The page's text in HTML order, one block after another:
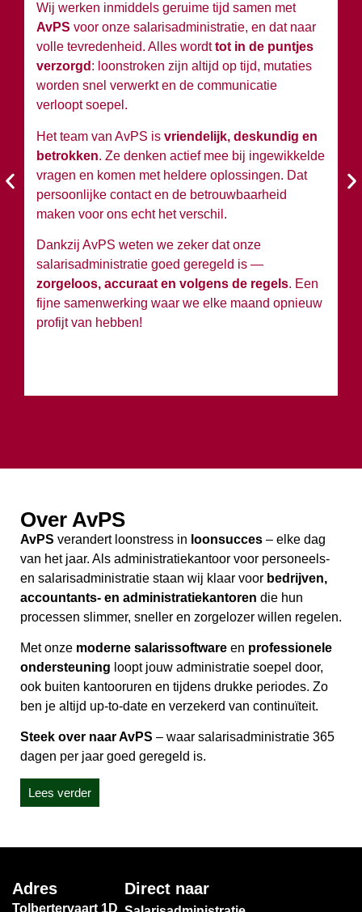
Wij werken inmiddels geruime tijd samen met
AvPS voor onze salarisadministratie, en dat naar
volle tevredenheid. Alles wordttot in de puntjes
verzorgd : loonstroken zijn altijd op tijd, mutaties
worden snel verwerkt en de communicatie
verloopt soepel.
Het team van AvPS is vriendelijk, deskundig en
betrokken. Ze denken actief mee bij ingewikkelde
vragen en komen met heldere oplossingen. Dat
persoonlijke contact en de betrouwbaarheid
maken voor ons echt het verschil.
Dankzij AvPS weten we zeker dat onze
salarisadministratie goed geregeld is —
zorgeloos, accuraat en volgens de regels. Een
fijne samenwerking waar we elke maand opnieuw
profijt van hebben!
Over AvPS
AvPS verandert loonstress in loonsucces – elke dag
van het jaar. Als administratiekantoor voor personeels-
en salarisadministratie staan wij klaar voor bedrijven,
accountants- en administratiekantoren die hun
processen slimmer, sneller en zorgelozer willen regelen.
Met onze moderne salarissoftware en professionele
ondersteuning loopt jouw administratie soepel door,
ook buiten kantooruren en tijdens drukke periodes. Zo
ben je altijd up-to-date en verzekerd van continuïteit.
Steek over naar AvPS – waar salarisadministratie 365
dagen per jaar goed geregeld is.
Lees verder
Adres
Tolbertervaart 1D
Direct naar